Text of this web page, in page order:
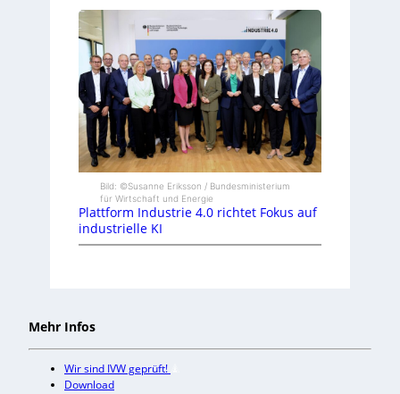
Bild: ©Susanne Eriksson / Bundesministerium
für Wirtschaft und Energie
Plattform Industrie 4.0 richtet Fokus auf
industrielle KI
Mehr Infos
Wir sind IVW geprüft!
Download